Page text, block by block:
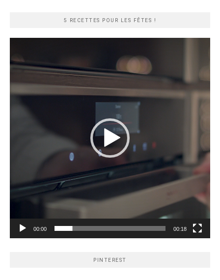
5 RECETTES POUR LES FÊTES !
00:00 00:18
PINTEREST